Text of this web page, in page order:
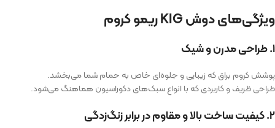
ویژگی‌های دوش KIG ریمو کروم
۱. طراحی مدرن و شیک
پوشش کروم براق که زیبایی و جلوه‌ای خاص به حمام شما می‌بخشد.
طراحی ظریف و کاربردی که با انواع سبک‌های دکوراسیون هماهنگ می‌شود.
۲. کیفیت ساخت بالا و مقاوم در برابر زنگ‌زدگی